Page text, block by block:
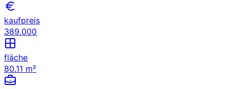
kaufpreis
389.000
fläche
80.11 m²